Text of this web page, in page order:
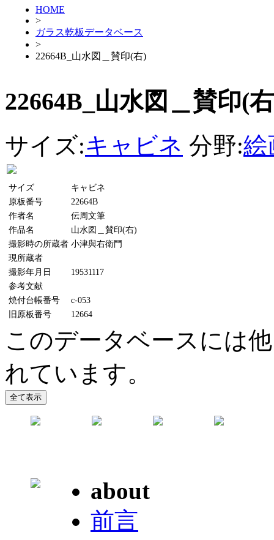
HOME
>
ガラス乾板データベース
>
22664B_山水図＿賛印(右)
22664B_山水図＿賛印(
サイズ:キャビネ 分野:絵
サイズ
キャビネ
原板番号
22664B
作者名
伝周文筆
作品名
山水図＿賛印(右)
撮影時の所蔵者 小津與右衛門
現所蔵者
撮影年月日
19531117
参考文献
焼付台帳番号
c-053
旧原板番号
12664
このデータベースには
れています。
about
前言